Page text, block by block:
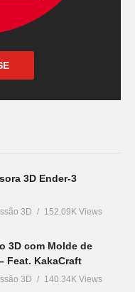
3D Ender-3
3D 152.09K Views
3D com Molde de
Feat. KakaCraft
3D 140.34K Views